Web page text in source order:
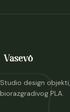
Studio design
biorazgradivog PLA.